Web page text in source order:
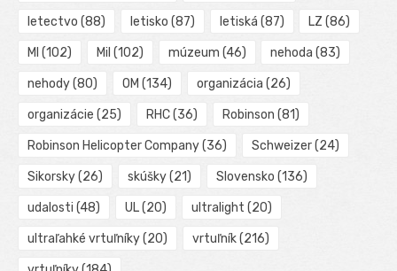
letectvo (88) letisko (87) letiská (87) LZ (86)
MI (102) Mil (102) múzeum (46) nehoda (83)
nehody(80) OM (134) organizácia (26)
organizácie (25) RHC(36) Robinson (81)
Robinson Helicopter Company(36) Schweizer(24)
Sikorsky(26) skúšky(21) Slovensko (136)
udalosti (48) UL(20) ultralight (20)
ultraľahké vrtuľníky(20) vrtuľník(216)